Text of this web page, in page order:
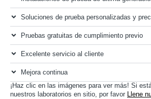
Soluciones de prueba personalizadas y
Pruebas gratuitas de cumplimiento previo
Excelente servicio al cliente
Mejora continua
¡Haz clic en las imágenes para ver más! Si
nuestros laboratorios en sitio, por favor Llene